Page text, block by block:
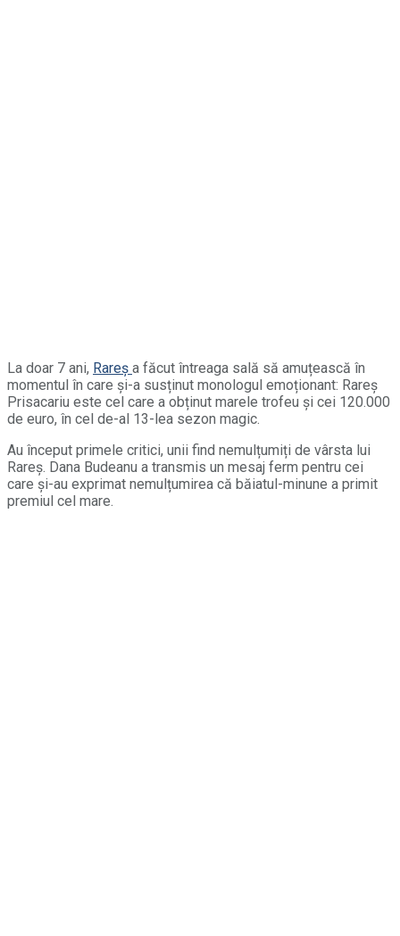
La doar 7 ani, Rareș a făcut întreaga sală să amuțească în
momentul în care și-a susținut monologul emoționant: Rareș
Prisacariu este cel care a obținut marele trofeu și cei 120.000
de euro, în cel de-al 13-lea sezon magic.
Au început primele critici, unii find nemulțumiți de vârsta lui
Rareș. Dana Budeanu a transmis un mesaj ferm pentru cei
care și-au exprimat nemulțumirea că băiatul-minune a primit
premiul cel mare.